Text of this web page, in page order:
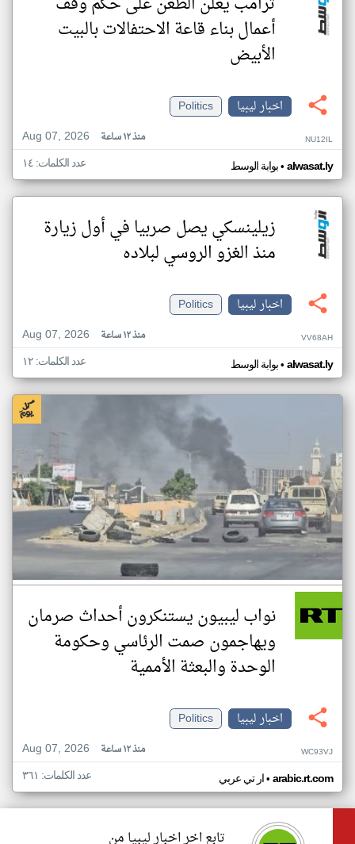
أعمال بناء قاعة الاحتفالات بالبيت
الأبيض
اخبار ليبيا
Politics
Aug 07, 2026
منذ ١٢ ساعة NU12IL
بوابة الوسط• alwasat.ly عدد الكلمات: ١٤
زيلينسكي يصل صربيا في أول زيارة
منذ الغزو الروسي لبلاده
اخبار ليبيا
Politics
Aug 07, 2026
منذ ١٢ ساعة VV68AH
بوابة الوسط• alwasat.ly عدد الكلمات: ١٢
نواب ليبيون يستنكرون أحداث صرمان
ويهاجمون صمت الرئاسي وحكومة
الوحدة والبعثة الأممية
اخبار ليبيا
Politics
Aug 07, 2026
منذ ١٢ ساعة WC93VJ
ار تي عربي• arabic.rt.com عدد الكلمات: ٣٦١
تابع اخر اخبار ليبيا من